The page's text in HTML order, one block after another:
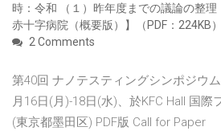
時：令和 （１）昨年度までの議論の整
赤十字病院（概要版）】（PDF：224KB
2 Comments
第40回 ナノテスティングシンポジウ
月16日(月)-18日(水)、於KFC Hall 国際
(東京都墨田区) PDF版 Call for Paper